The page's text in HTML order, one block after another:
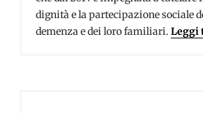
dignità e la partecipazione sociale
demenza e dei loro familiari. Leggi